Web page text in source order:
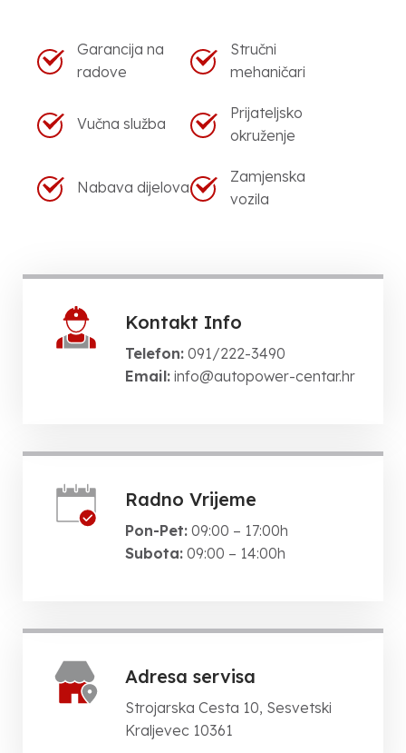
Garancija na
radove
Stručni
mehaničari
Vučna služba
Prijateljsko
okruženje
Nabava dijelova
Zamjenska
vozila
Kontakt Info
Telefon: 091/222-3490
Email: info@autopower-centar.hr
Radno Vrijeme
Pon-Pet: 09:00 – 17:00h
Subota: 09:00 – 14:00h
Adresa servisa
Strojarska Cesta 10, Sesvetski
Kraljevec 10361